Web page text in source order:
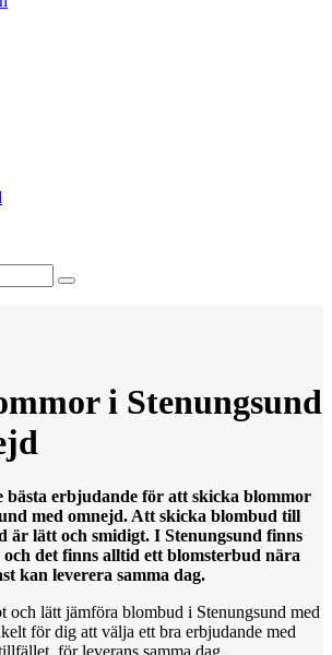
i Stenungsund
erbjudande för att skicka blommor
med omnejd. Att skicka blombud till
är lätt och smidigt. I Stenungsund finns
det finns alltid ett blomsterbud nära
kan leverera samma dag.
och lätt jämföra blombud i Stenungsund med
för dig att välja ett bra erbjudande med
för leverans samma dag.